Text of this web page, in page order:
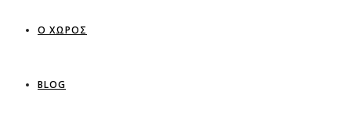
Ο ΧΩΡΟΣ
BLOG